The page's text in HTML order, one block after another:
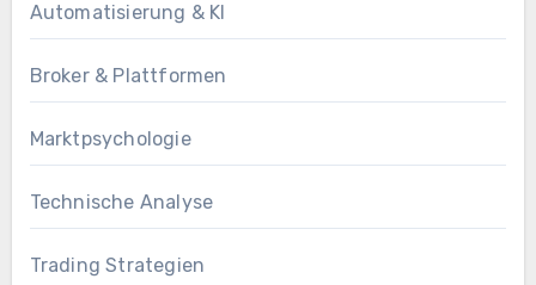
Automatisierung & KI
Broker & Plattformen
Marktpsychologie
Technische Analyse
Trading Strategien